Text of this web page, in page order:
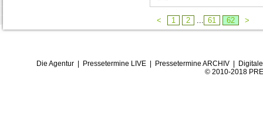
< 1 2 ... 61 62 >
Die Agentur| Pressetermine LIVE| Pressetermine ARCHIV|
© 2010-2018